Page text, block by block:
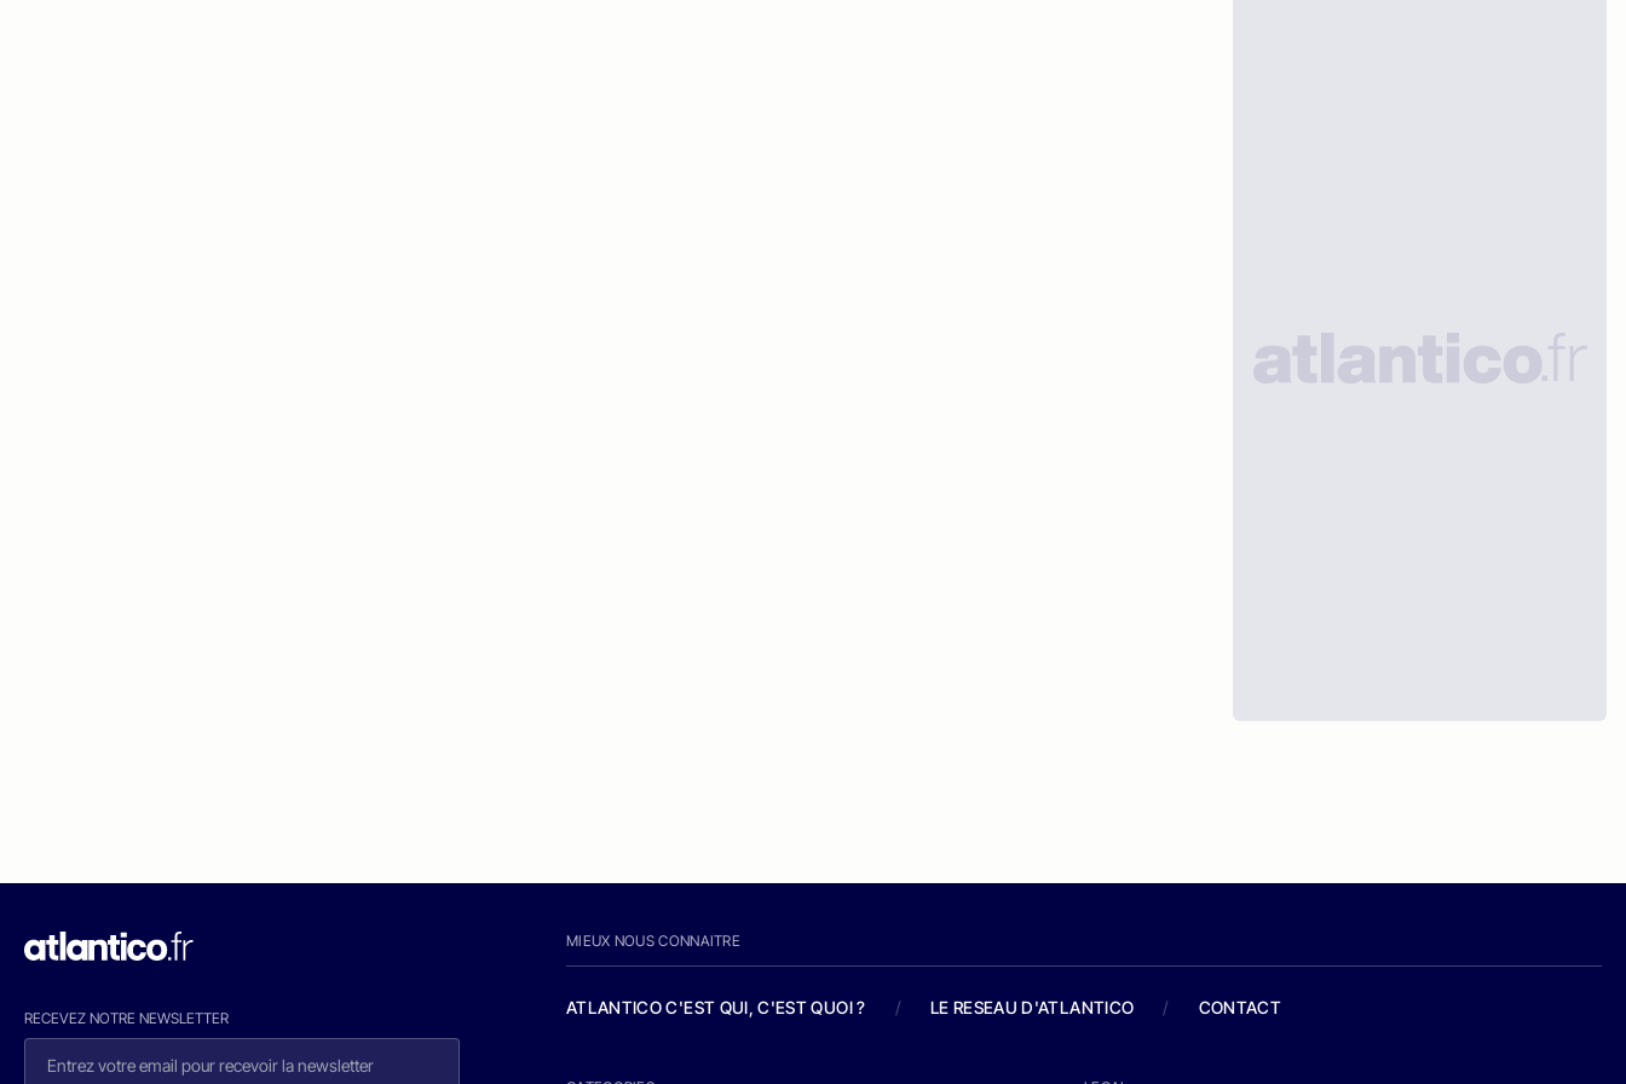
RECEVEZ NOTRE NEWSLETTER
MIEUX NOUS CONNAITRE
ATLANTICO C'EST QUI, C'EST QUOI ? / LE RESEAU D'ATLANTICO / CONTACT